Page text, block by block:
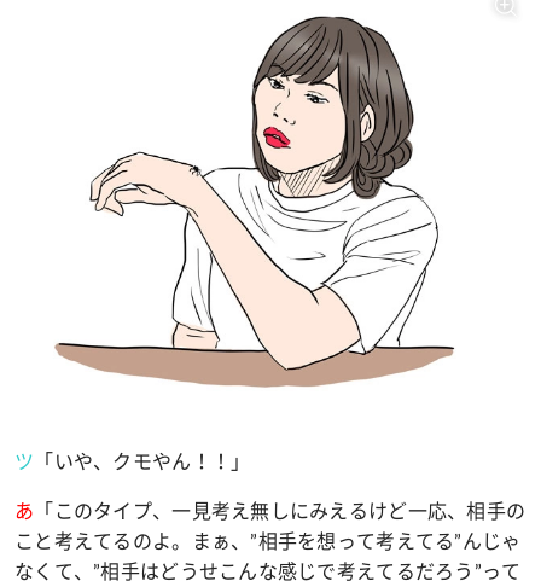
ツ 「いや、クモやん！！」
あ 「このタイプ、一見考え無しにみえるけど一応、相手の
こと考えてるのよ。まぁ、 ”相手を想って考えてる”んじゃ
なくて、 ”相手はどうせこんな感じで考えてるだろう ”って